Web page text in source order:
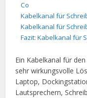
Co
Kabelkanal für
Kabelkanal für
Fazit: Kabelkanal für
Ein Kabelkanal für
sehr wirkungsvolle
Laptop,
Lautsprechern,